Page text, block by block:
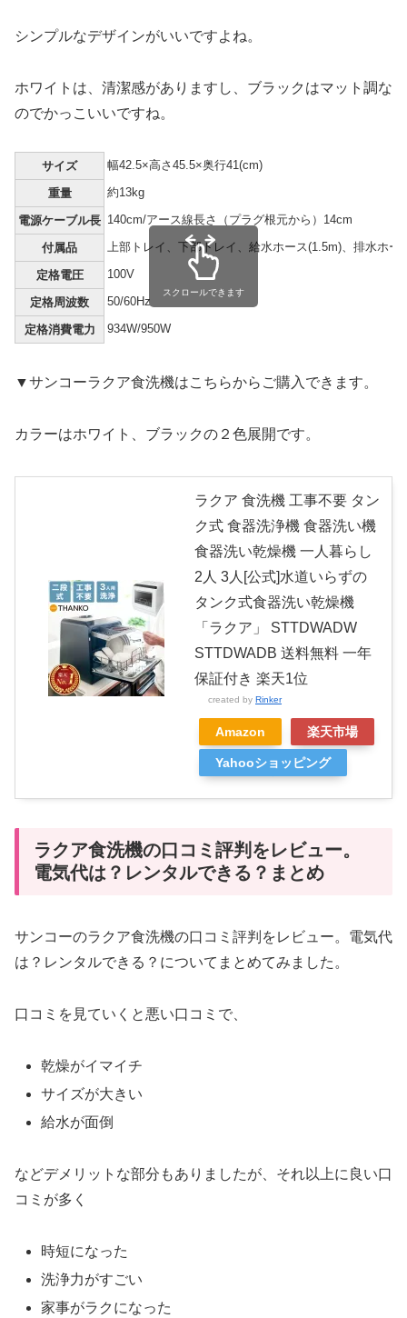
シンプルなデザインがいいですよね。
ホワイトは、清潔感がありますし、ブラックはマット調な
のでかっこいいですね。
サイズ 幅42.5×高さ45.5×奥行41(cm)
重量 約13kg
電源ケーブル長 140cm/アース線長さ（プラグ根元から）14cm
付属品 上部トレイ、下部トレイ、給水ホース(1.5m)、排水ホ
定格電圧 100V
定格周波数 50/60Hz
定格消費電力 934W/950W
スクロールできます
▼サンコーラクア食洗機はこちらからご購入できます。
カラーはホワイト、ブラックの２色展開です。
ラクア 食洗機 工事不要 タン
ク式 食器洗浄機 食器洗い機
食器洗い乾燥機 一人暮らし
2人 3人[公式]水道いらずの
タンク式食器洗い乾燥機
「ラクア」 STTDWADW
STTDWADB 送料無料 一年
保証付き 楽天1位
created by Rinker
Amazon 楽天市場
Yahooショッピング
ラクア食洗機の口コミ評判をレビュー。
電気代は？レンタルできる？まとめ
サンコーのラクア食洗機の口コミ評判をレビュー。電気代
は？レンタルできる？についてまとめてみました。
口コミを見ていくと悪い口コミで、
乾燥がイマイチ
サイズが大きい
給水が面倒
などデメリットな部分もありましたが、それ以上に良い口
コミが多く
時短になった
洗浄力がすごい
家事がラクになった